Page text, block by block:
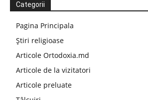
Categorii
Pagina Principala
Știri religioase
Articole Ortodoxia.md
Articole de la vizitatori
Articole preluate